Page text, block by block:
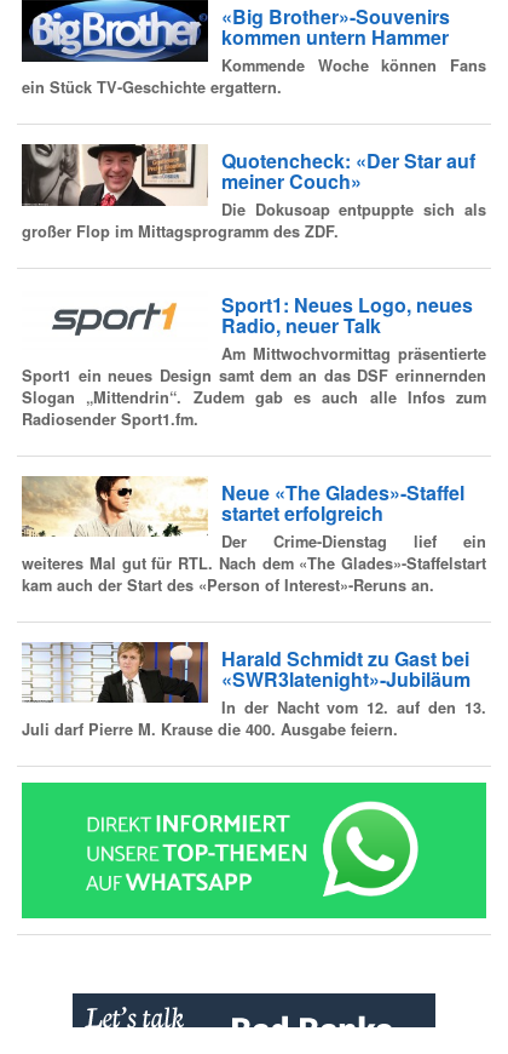
«Big Brother»-Souvenirs
kommen untern Hammer
Kommende Woche können Fans
ein Stück TV-Geschichte ergattern.
Quotencheck: «Der Star auf
meiner Couch»
Die Dokusoap entpuppte sich als
großer Flop im Mittagsprogramm des ZDF.
Sport1: Neues Logo, neues
Radio, neuer Talk
Am Mittwochvormittag präsentierte
Sport1 ein neues Design samt dem an das DSF erinnernden
Slogan „Mittendrin“. Zudem gab es auch alle Infos zum
Radiosender Sport1.fm.
Neue «The Glades»-Staffel
startet erfolgreich
Der Crime-Dienstag lief ein
weiteres Mal gut für RTL. Nach dem «The Glades»-Staffelstart
kam auch der Start des «Person of Interest»-Reruns an.
Harald Schmidt zu Gast bei
«SWR3latenight»-Jubiläum
In der Nacht vom 12. auf den 13.
Juli darf Pierre M. Krause die 400. Ausgabe feiern.